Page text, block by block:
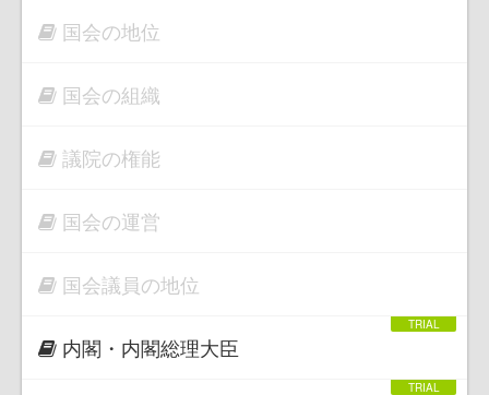
国会の地位
国会の組織
議院の権能
国会の運営
国会議員の地位
内閣・内閣総理大臣